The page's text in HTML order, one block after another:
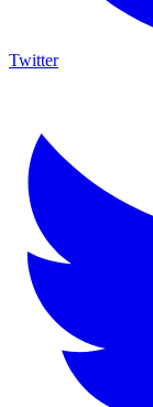
Twitter